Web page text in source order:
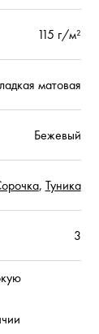
115 г/м²
матовая
Бежевый
, Туника
3